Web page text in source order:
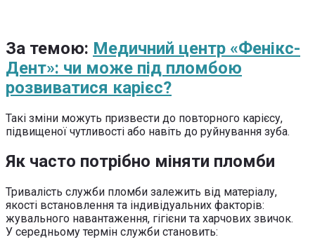
За темою: Медичний центр «Фенікс-
Дент»: чи може під пломбою
розвиватися карієс?
Такі зміни можуть призвести до повторного карієсу,
підвищеної чутливості або навіть до руйнування зуба.
Як часто потрібно міняти пломби
Тривалість служби пломби залежить від матеріалу,
якості встановлення та індивідуальних факторів:
жувального навантаження, гігієни та харчових звичок.
У середньому термін служби становить: